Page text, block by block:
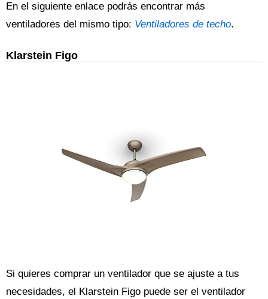
En el siguiente enlace podrás encontrar más
ventiladores del mismo tipo: Ventiladores de techo.
Klarstein Figo
Si quieres comprar un ventilador que se ajuste a tus
necesidades, el Klarstein Figo puede ser el ventilador